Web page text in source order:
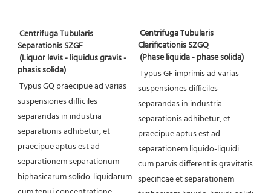
Separationis SZGF
phasis solida)
suspensiones difficiles
separandas in industria
separationis adhibetur, et
praecipue aptus est ad
separationem separationum
biphasicarum solido-liquidarum
Clarificationis SZGQ
(Phase liquida - phase solida)
suspensiones difficiles
separandas in industria
separationis adhibetur, et
praecipue aptus est ad
separationem liquido-liquidi
cum parvis differentiis gravitatis
specificae et separationem